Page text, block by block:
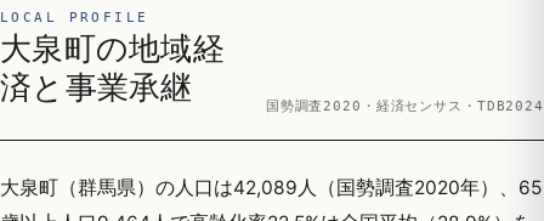
LOCAL PROFILE
大泉町の地域経
済と事業承継
国勢調査2020・経済センサス・TDB2024
大泉町（群馬県）の人口は42,089人（国勢調査2020年）、65